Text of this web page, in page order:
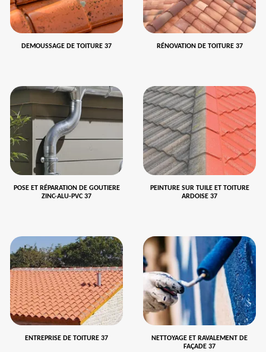
DEMOUSSAGE DE TOITURE 37 RÉNOVATION DE TOITURE 37
POSE ET RÉPARATION DE GOUTIERE
ZINC-ALU-PVC 37
PEINTURE SUR TUILE ET TOITURE
ARDOISE 37
ENTREPRISE DE TOITURE 37
NETTOYAGE ET RAVALEMENT DE
FAÇADE 37